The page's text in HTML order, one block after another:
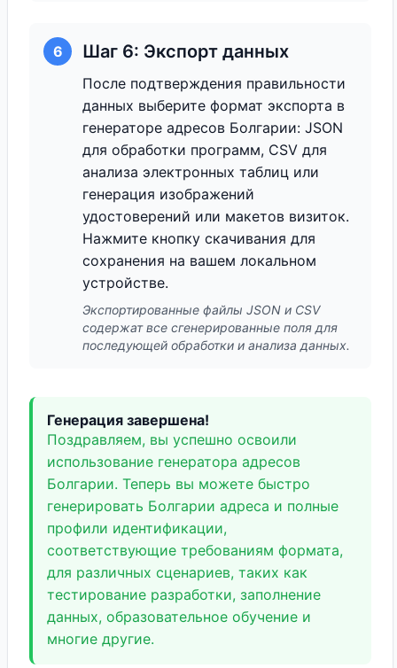
6 Шаг 6: Экспорт данных
После подтверждения правильности
данных выберите формат экспорта в
генераторе адресов Болгарии: JSON
для обработки программ, CSV для
анализа электронных таблиц или
генерация изображений
удостоверений или макетов визиток.
Нажмите кнопку скачивания для
сохранения на вашем локальном
устройстве.
Экспортированные файлы JSON и CSV
содержат все сгенерированные поля для
последующей обработки и анализа данных.
Генерация завершена!
Поздравляем, вы успешно освоили
использование генератора адресов
Болгарии. Теперь вы можете быстро
генерировать Болгарии адреса и полные
профили идентификации,
соответствующие требованиям формата,
для различных сценариев, таких как
тестирование разработки, заполнение
данных, образовательное обучение и
многие другие.